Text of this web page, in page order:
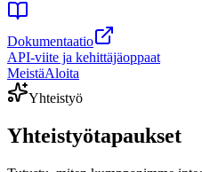
Dokumentaatio
API-viite ja kehittäjäoppaat
MeistäAloita
Yhteistyö
Yhteistyötapaukset